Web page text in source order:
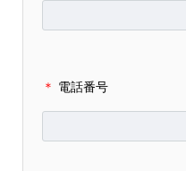
＊ 電話番号